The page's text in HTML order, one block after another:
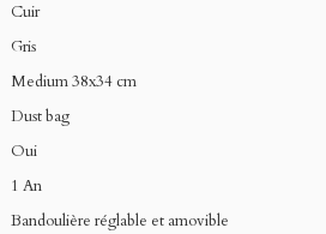
Cuir
Gris
Medium 38x34 cm
Dust bag
Oui
1 An
Bandoulière réglable et amovible